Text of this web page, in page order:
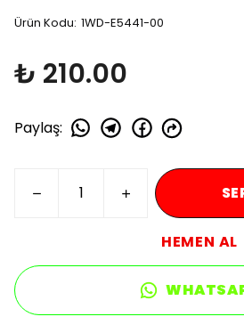
Ürün Kodu: 1WD-E5441-00
₺ 210.00
Paylaş:
HEMEN AL